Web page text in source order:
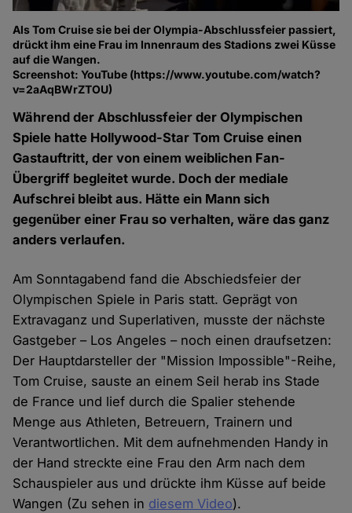
Als Tom Cruise sie bei der Olympia-Abschlussfeier passiert,
drückt ihm eine Frau im Innenraum des Stadions zwei Küsse
auf die Wangen.
Screenshot: YouTube (https://www.youtube.com/watch?
v=2aAqBWrZTOU)
Während der Abschlussfeier der Olympischen
Spiele hatte Hollywood-Star Tom Cruise einen
Gastauftritt, der von einem weiblichen Fan-
Übergriff begleitet wurde. Doch der mediale
Aufschrei bleibt aus. Hätte ein Mann sich
gegenüber einer Frau so verhalten, wäre das ganz
anders verlaufen.
Am Sonntagabend fand die Abschiedsfeier der
Olympischen Spiele in Paris statt. Geprägt von
Extravaganz und Superlativen, musste der nächste
Gastgeber – Los Angeles – noch einen draufsetzen:
Der Hauptdarsteller der "Mission Impossible"-Reihe,
Tom Cruise, sauste an einem Seil herab ins Stade
de France und lief durch die Spalier stehende
Menge aus Athleten, Betreuern, Trainern und
Verantwortlichen. Mit dem aufnehmenden Handy in
der Hand streckte eine Frau den Arm nach dem
Schauspieler aus und drückte ihm Küsse auf beide
Wangen (Zu sehen in diesem Video).